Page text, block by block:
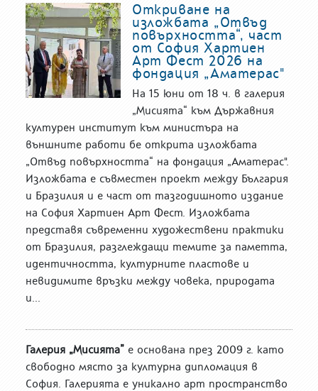
Откриване на
изложбата „Отвъд
повърхността“, част
от София Хартиен
Арт Фест 2026 на
фондация „Аматерас"
На 15 юни от 18 ч. в галерия
„Мисията“ към Държавния
културен институт към министъра на
външните работи бе открита изложбата
„Отвъд повърхността“ на фондация „Аматерас".
Изложбата е съвместен проект между България
и Бразилия и е част от тазгодишното издание
на София Хартиен Арт Фест. Изложбата
представя съвременни художествени практики
от Бразилия, разглеждащи темите за паметта,
идентичността, културните пластове и
невидимите връзки между човека, природата
и...
Галерия „Мисията” е основана през 2009 г. като
свободно място за културна дипломация в
София. Галерията е уникално арт пространство